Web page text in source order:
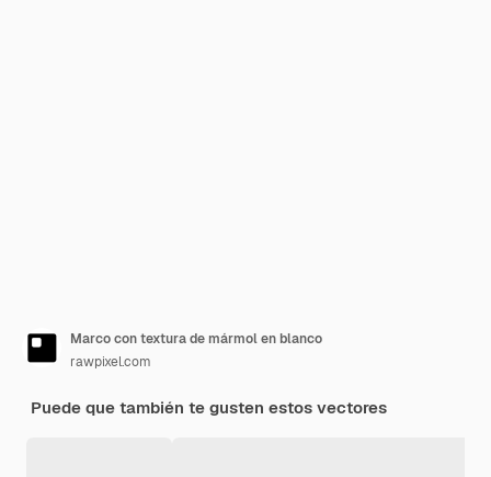
Marco con textura de mármol en blanco
rawpixel.com
Puede que también te gusten estos vectores